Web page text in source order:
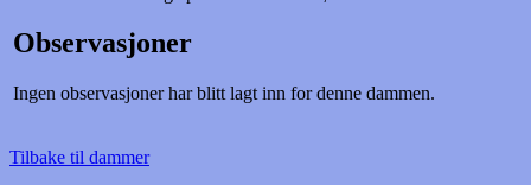
Observasjoner
Ingen observasjoner har blitt lagt inn for denne dammen.
Tilbake til dammer